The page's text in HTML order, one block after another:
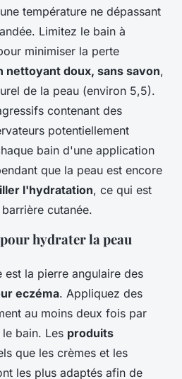
température ne dépassant
Limitez le bain à
minimiser la perte
nettoyant doux, sans savon,
de la peau (environ 5,5).
contenant des
potentiellement
bain d'une application
que la peau est encore
l'hydratation, ce qui est
cutanée.
hydrater la peau
est la pierre angulaire des
eczéma. Appliquez des
au moins deux fois par
bain. Les produits
que les crèmes et les
les plus adaptés afin de